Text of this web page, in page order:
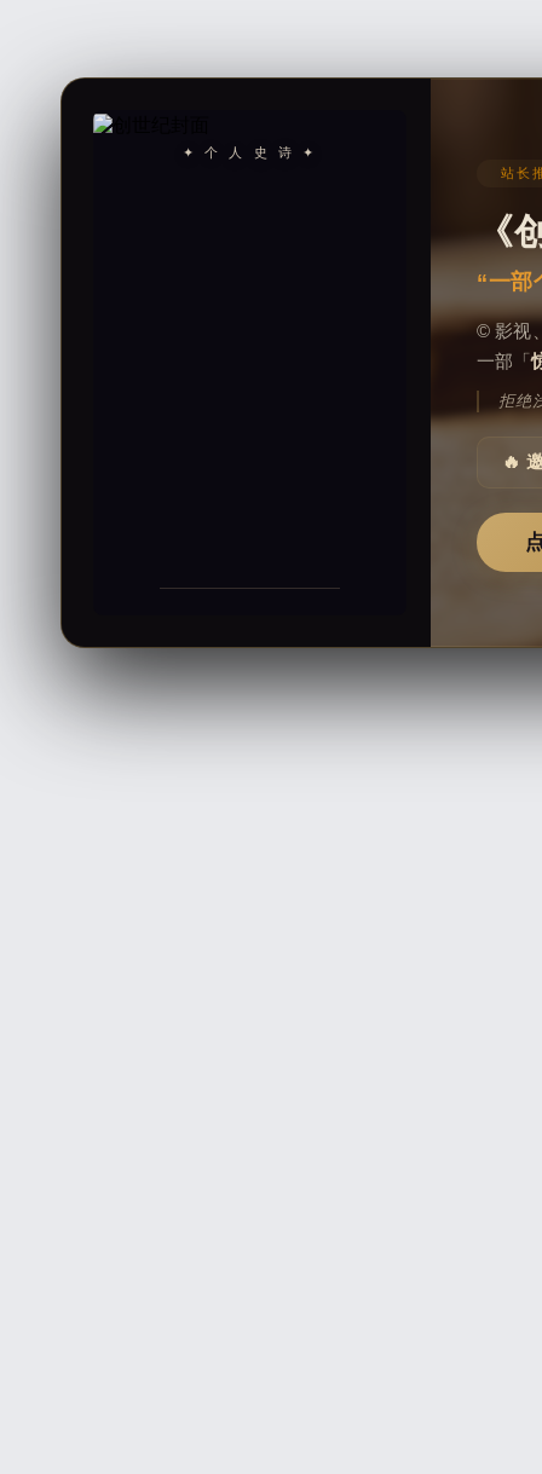
✦ 个 人 史 诗 ✦
站长
《
“一部
© 影视
一部「
拒绝
🔥